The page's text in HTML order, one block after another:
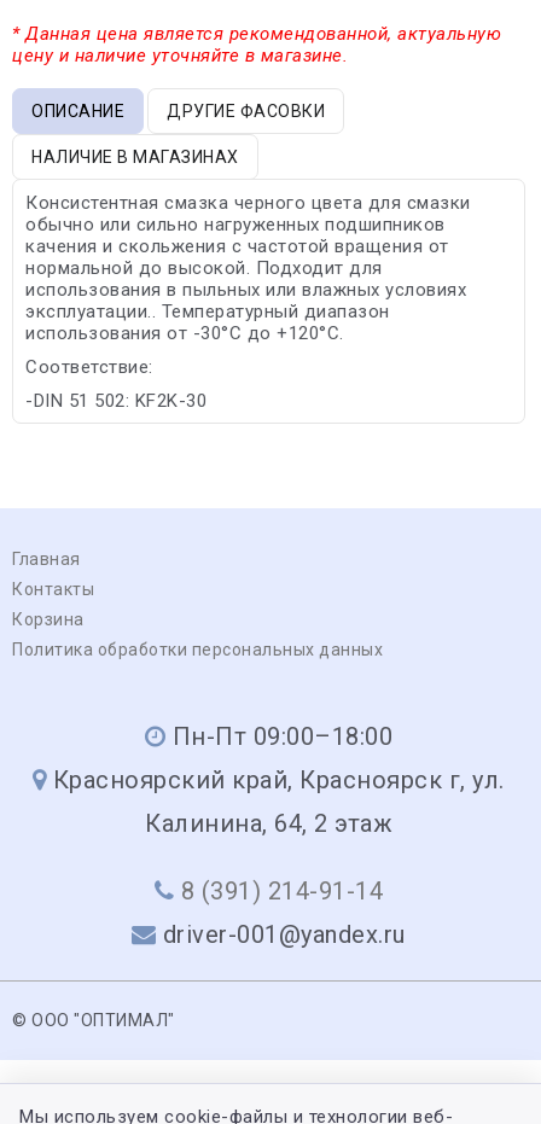
* Данная цена является рекомендованной, актуальную
цену и наличие уточняйте в магазине.
ОПИСАНИЕ ДРУГИЕ ФАСОВКИ
НАЛИЧИЕ В МАГАЗИНАХ
Консистентная смазка черного цвета для смазки
обычно или сильно нагруженных подшипников
качения и скольжения с частотой вращения от
нормальной до высокой. Подходит для
использования в пыльных или влажных условиях
эксплуатации.. Температурный диапазон
использования от -30°С до +120°С.
Соответствие:
-DIN 51 502: KF2K-30
Главная
Контакты
Корзина
Политика обработки персональных данных
Пн-Пт 09:00–18:00
Красноярский край, Красноярск г, ул.
Калинина, 64, 2 этаж
8 (391) 214-91-14
driver-001@yandex.ru
© ООО "ОПТИМАЛ"
Мы используем cookie-файлы и технологии веб-